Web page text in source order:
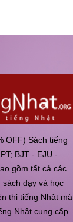
OFF) Sách tiếng
BJT - EJU -
gồm tất cả các
sách dạy và học
thi tiếng Nhật mà
Nhật cung cấp.